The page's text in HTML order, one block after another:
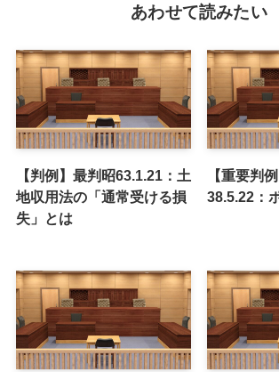
あわせて読みたい
【判例】最判昭63.1.21：土
地収用法の「通常受ける損
失」とは
【重要判
38.5.22：